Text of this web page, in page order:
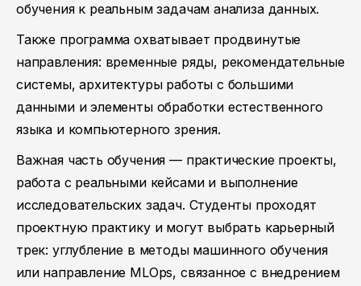
обучения к реальным задачам анализа данных.
Также программа охватывает продвинутые
направления: временные ряды, рекомендательные
системы, архитектуры работы с большими
данными и элементы обработки естественного
языка и компьютерного зрения.
Важная часть обучения — практические проекты,
работа с реальными кейсами и выполнение
исследовательских задач. Студенты проходят
проектную практику и могут выбрать карьерный
трек: углубление в методы машинного обучения
или направление MLOps, связанное с внедрением